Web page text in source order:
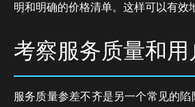
明和明确的价格清单。这样可以有
考察服务质量和用
服务质量参差不齐是另一个常见的